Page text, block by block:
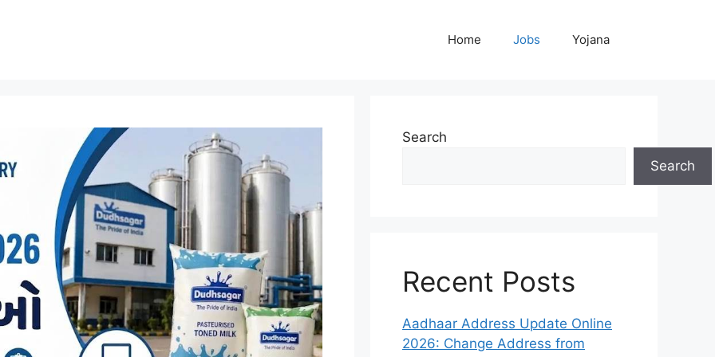
Home Jobs Yojana
Search
Search
Recent Posts
Aadhaar Address Update Online
2026: Change Address from